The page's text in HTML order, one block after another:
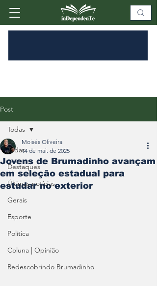
Post
Todas
Destaques
Últimas notícias
Gerais
Esporte
Política
Coluna | Opinião
Redescobrindo Brumadinho
Todas
Jovens de Brumadinho avançam
em seleção estadual para
estudar no exterior
Moisés Oliveira
14 de mai. de 2025